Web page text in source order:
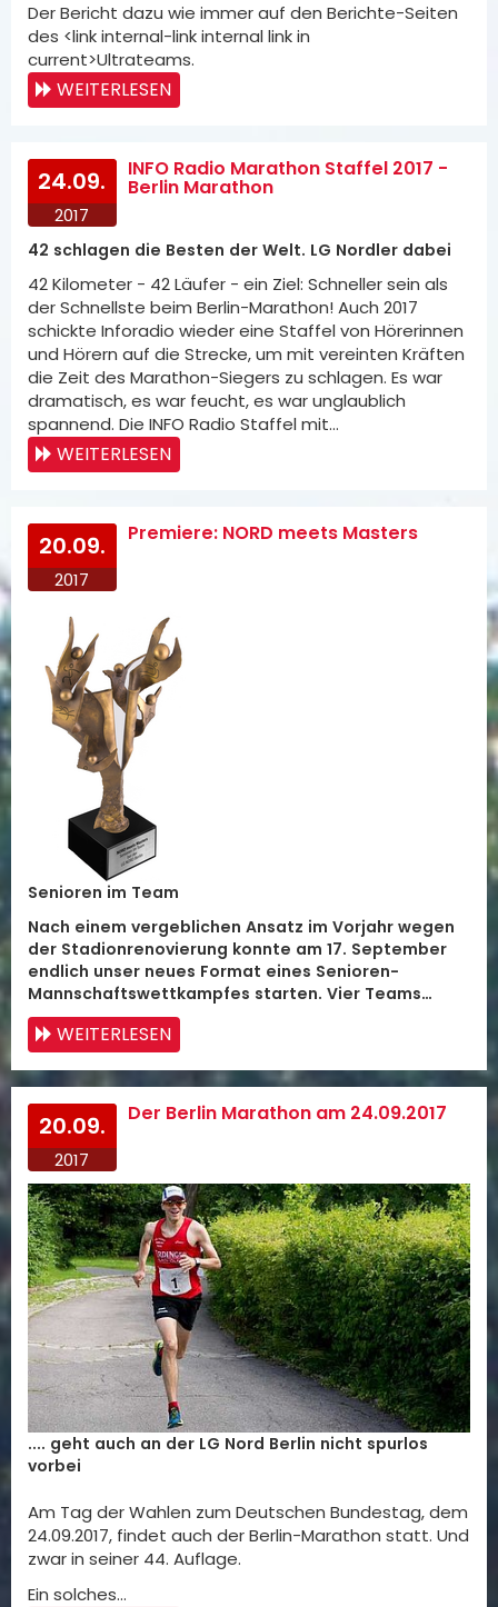
Der Bericht dazu wie immer auf den Berichte-Seiten
des <link internal-link internal link in
current>Ultrateams.
WEITERLESEN
24.09.
2017
INFO Radio Marathon Staffel 2017 -
Berlin Marathon
42 schlagen die Besten der Welt. LG Nordler dabei
42 Kilometer - 42 Läufer - ein Ziel: Schneller sein als
der Schnellste beim Berlin-Marathon! Auch 2017
schickte Inforadio wieder eine Staffel von Hörerinnen
und Hörern auf die Strecke, um mit vereinten Kräften
die Zeit des Marathon-Siegers zu schlagen. Es war
dramatisch, es war feucht, es war unglaublich
spannend. Die INFO Radio Staffel mit…
WEITERLESEN
20.09.
2017
Premiere: NORD meets Masters
Senioren im Team
Nach einem vergeblichen Ansatz im Vorjahr wegen
der Stadionrenovierung konnte am 17. September
endlich unser neues Format eines Senioren-
Mannschaftswettkampfes starten. Vier Teams…
WEITERLESEN
20.09.
2017
Der Berlin Marathon am 24.09.2017
.... geht auch an der LG Nord Berlin nicht spurlos
vorbei
Am Tag der Wahlen zum Deutschen Bundestag, dem
24.09.2017, findet auch der Berlin-Marathon statt. Und
zwar in seiner 44. Auflage.
Ein solches…